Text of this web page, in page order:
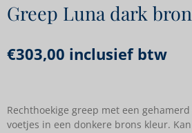
Greep Luna dark
€303,00 inclusief btw
Rechthoekige greep met een
voetjes in een donkere brons kleur.